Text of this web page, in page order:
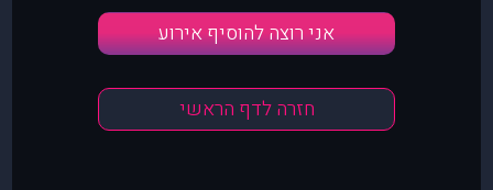
אני רוצה להוסיף אירוע
חזרה לדף הראשי